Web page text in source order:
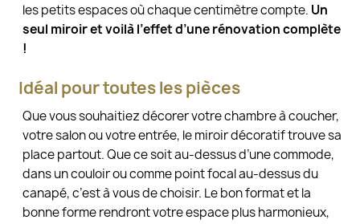
les petits espaces où chaque centimètre compte. Un
seul miroir et voilà l’effet d’une rénovation complète
!
Idéal pour toutes les pièces
Que vous souhaitiez décorer votre chambre à coucher,
votre salon ou votre entrée, le miroir décoratif trouve sa
place partout. Que ce soit au-dessus d’une commode,
dans un couloir ou comme point focal au-dessus du
canapé, c’est à vous de choisir. Le bon format et la
bonne forme rendront votre espace plus harmonieux,